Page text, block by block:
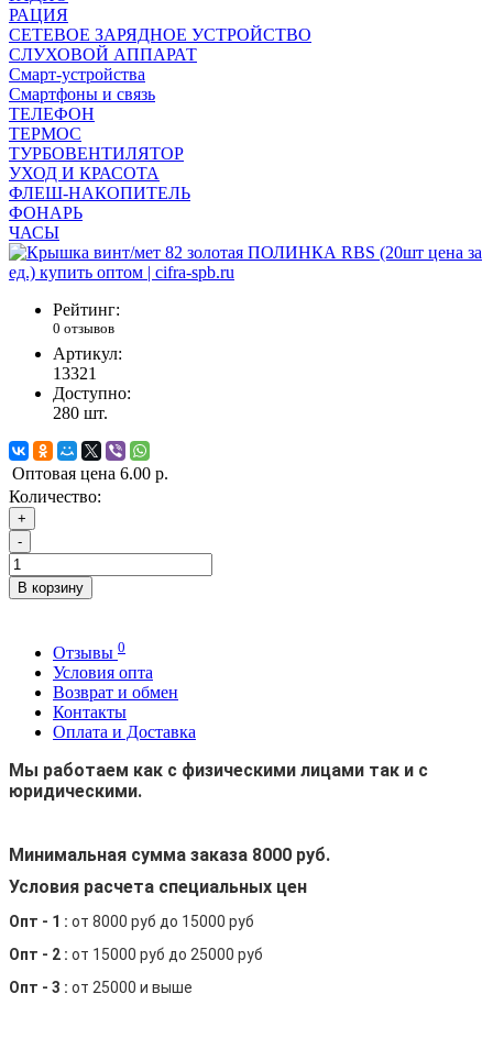
РАЦИЯ
СЕТЕВОЕ ЗАРЯДНОЕ УСТРОЙСТВО
СЛУХОВОЙ АППАРАТ
Смарт-устройства
Смартфоны и связь
ТЕЛЕФОН
ТЕРМОС
ТУРБОВЕНТИЛЯТОР
УХОД И КРАСОТА
ФЛЕШ-НАКОПИТЕЛЬ
ФОНАРЬ
ЧАСЫ
Рейтинг:
0 отзывов
Артикул:
13321
Доступно:
280 шт.
Оптовая цена 6.00 р.
Количество:
+
-
В корзину
Отзывы 0
Условия опта
Возврат и обмен
Контакты
Оплата и Доставка
Мы работаем как с физическими лицами так и с
юридическими.
Минимальная сумма заказа 8000 руб.
Условия расчета специальных цен
Опт - 1 : от 8000 руб до 15000 руб
Опт - 2 : от 15000 руб до 25000 руб
Опт - 3 : от 25000 и выше